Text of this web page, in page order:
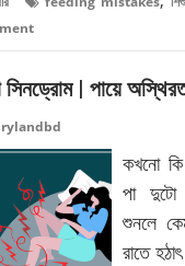
সিনড্রোম | পায়ে
কখনো
পা
শুনলে
রাতে